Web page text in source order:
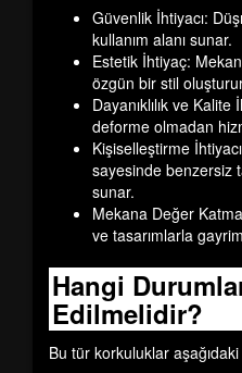
Güvenlik İhtiyacı:
kullanım alanı sunar.
Estetik İhtiyaç:
özgün bir stil
Dayanıklılık ve Kalite
deforme olmadan
Kişiselleştirme
sayesinde benzersiz
sunar.
Mekana Değer
ve tasarımlarla
Hangi
Edilmelidir?
Bu tür korkuluklar